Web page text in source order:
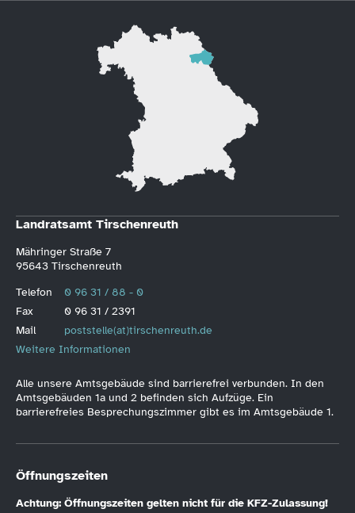
Landratsamt Tirschenreuth
Mähringer Straße 7
95643 Tirschenreuth
Telefon
0 96 31 / 88 - 0
Fax
0 96 31 / 2391
Mail
poststelle(at)tirschenreuth.de
Weitere Informationen
Alle unsere Amtsgebäude sind barrierefrei verbunden. In den
Amtsgebäuden 1a und 2 befinden sich Aufzüge. Ein
barrierefreies Besprechungszimmer gibt es im Amtsgebäude 1.
Öffnungszeiten
Achtung: Öffnungszeiten gelten nicht für die KFZ-Zulassung!